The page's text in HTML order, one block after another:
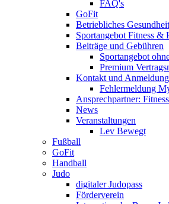
FAQ's
GoFit
Betriebliches
Sportangebot Fitness &
Beiträge und Gebühren
Sportangebot
Premium
Kontakt und
Fehlermeldung
Ansprechpartner:
News
Veranstaltungen
Lev Bewegt
Fußball
GoFit
Handball
Judo
digitaler Judopass
Förderverein